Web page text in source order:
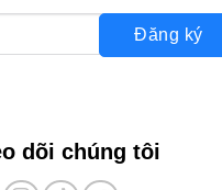
Đăng ký
dõi chúng tôi